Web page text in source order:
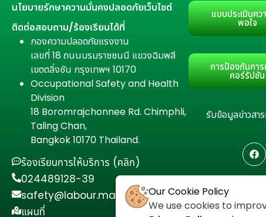
นโยบายรักษาความมั่นคงปลอดภัยเว็บไซต์
ติดต่อสอบถาม/ร้องเรียนได้ที่
กองความปลอดภัยแรงงาน
เลขที่ 18 ถนนบรมราชชนนี แขวงฉิมพลี
เขตตลิ่งชัน กรุงเทพฯ 10170
Occupational Safety and Health
Division
18 Boromrajchonnee Rd. Chimphli,
Taling Chan,
Bangkok 10170 Thailand.
ร้องเรียนการให้บริการ (คลิก)
024489128-39
safety@labour.mail.go.th
แผนที่
แบบประเมินค
พอใจ
การป้องกันกา
คอร์รัปชัน
รับข้อมูลข่าวสา
Our Cookie Policy
We use cookies to